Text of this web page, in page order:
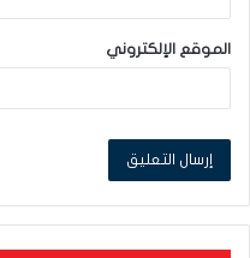
الموقع الإلكتروني